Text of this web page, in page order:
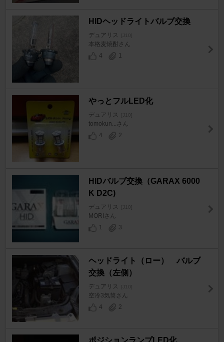
HIDヘッドライトバルブ交換
デュアリス [J10]
本格麦焼酎さん
4
1
やっとフルLED化
デュアリス [J10]
tomokun...さん
4
2
HIDバルブ交換（GARAX 6000
K D2C)
デュアリス [J10]
MORIさん
1
3
ヘッドライト（ロー） バルブ
交換（左側）
デュアリス [J10]
空冷3気筒さん
4
2